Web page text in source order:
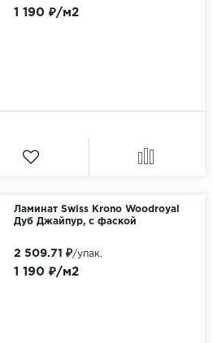
1 190 ₽/м2
Ламинат Swiss Krono Woodroyal
Дуб Джайпур, с фаской
1 190 ₽/м2
2 509.71 ₽/упак.